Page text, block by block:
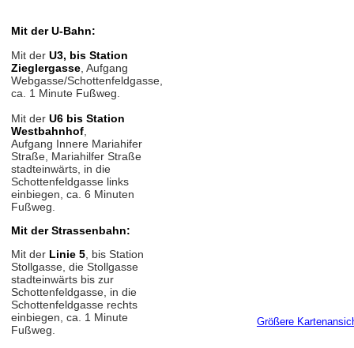
Mit der U-Bahn:
Mit der U3, bis Station
Zieglergasse, Aufgang
Webgasse/Schottenfeldgasse,
ca. 1 Minute Fußweg.
Mit der U6 bis Station
Westbahnhof,
Aufgang Innere Mariahifer
Straße, Mariahilfer Straße
stadteinwärts, in die
Schottenfeldgasse links
einbiegen, ca. 6 Minuten
Fußweg.
Mit der Strassenbahn:
Mit der Linie 5, bis Station
Stollgasse, die Stollgasse
stadteinwärts bis zur
Schottenfeldgasse, in die
Schottenfeldgasse rechts
einbiegen, ca. 1 Minute
Fußweg.
Größere